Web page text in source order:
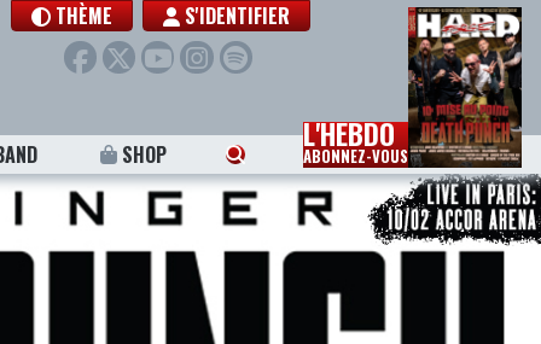
THÈME S'IDENTIFIER
SHOP L'HEBDO
ABONNEZ-VOUS